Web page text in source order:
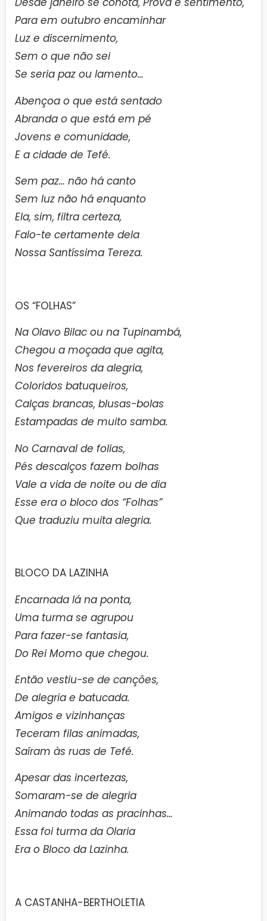
Para em outubro encaminhar
Luz e discernimento,
Sem o que não sei
Se seria paz ou lamento…
Abençoa o que está sentado
Abranda o que está em pé
Jovens e comunidade,
E a cidade de Tefé.
Sem paz… não há canto
Sem luz não há enquanto
Ela, sim, filtra certeza,
Falo-te certamente dela
Nossa Santíssima Tereza.
OS “FOLHAS”
Na Olavo Bilac ou na Tupinambá,
Chegou a moçada que agita,
Nos fevereiros da alegria,
Coloridos batuqueiros,
Calças brancas, blusas-bolas
Estampadas de muito samba.
No Carnaval de folias,
Pés descalços fazem bolhas
Vale a vida de noite ou de dia
Esse era o bloco dos “Folhas”
Que traduziu muita alegria.
BLOCO DA LAZINHA
Encarnada lá na ponta,
Uma turma se agrupou
Para fazer-se fantasia,
Do Rei Momo que chegou.
Então vestiu-se de canções,
De alegria e batucada.
Amigos e vizinhanças
Teceram filas animadas,
Saíram às ruas de Tefé.
Apesar das incertezas,
Somaram-se de alegria
Animando todas as pracinhas…
Essa foi turma da Olaria
Era o Bloco da Lazinha.
A CASTANHA-BERTHOLETIA